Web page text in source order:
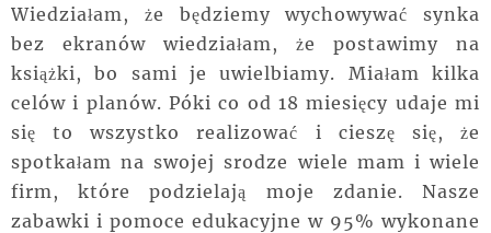
Wiedziałam, że będziemy wychowywać synka
bez ekranów wiedziałam, że postawimy na
książki, bo sami je uwielbiamy. Miałam kilka
celów i planów. Póki co od 18 miesięcy udaje mi
się to wszystko realizować i cieszę się, że
spotkałam na swojej srodze wiele mam i wiele
firm, które podzielają moje zdanie. Nasze
zabawki i pomoce edukacyjne w 95% wykonane